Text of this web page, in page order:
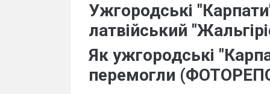
Ужгородські
латвійський
Як ужгородські
перемогли